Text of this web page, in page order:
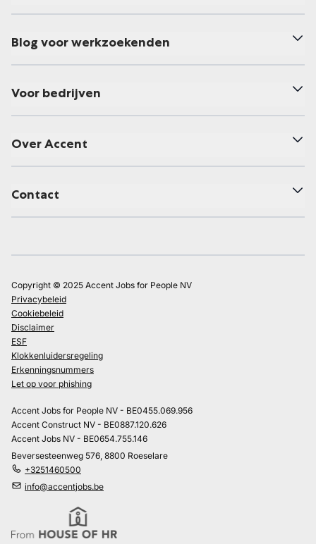
Blog voor werkzoekenden
Voor bedrijven
Over Accent
Contact
Copyright © 2025 Accent Jobs for People NV
Privacybeleid
Cookiebeleid
Disclaimer
ESF
Klokkenluidersregeling
Erkenningsnummers
Let op voor phishing
Accent Jobs for People NV - BE0455.069.956
Accent Construct NV - BE0887.120.626
Accent Jobs NV - BE0654.755.146
Beversesteenweg 576, 8800 Roeselare
+3251460500
info@accentjobs.be